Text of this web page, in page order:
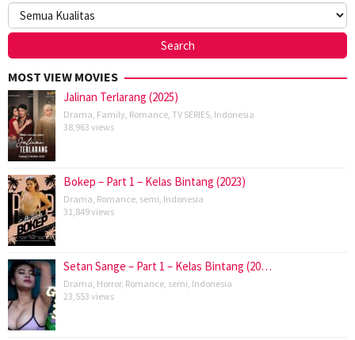
MOST VIEW MOVIES
Jalinan Terlarang (2025)
Drama Family Romance TV SERIES Indonesia
38,963 views
Bokep – Part 1 – Kelas Bintang (2023)
Drama Romance semi Indonesia
31,849 views
Setan Sange – Part 1 – Kelas Bintang (20…
Drama Horror, Romance semi Indonesia
23,553 views